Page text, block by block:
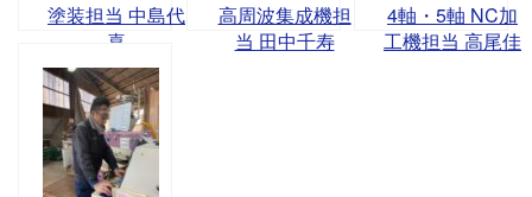
塗装担当 中島代
喜
高周波集成機担
当 田中千寿
4軸・5軸 NC加
工機担当 高尾佳